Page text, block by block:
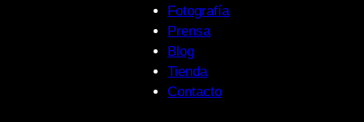
Fotografía
Prensa
Blog
Tienda
Contacto